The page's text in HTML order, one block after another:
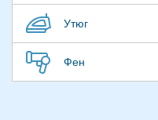
Утюг
Фен